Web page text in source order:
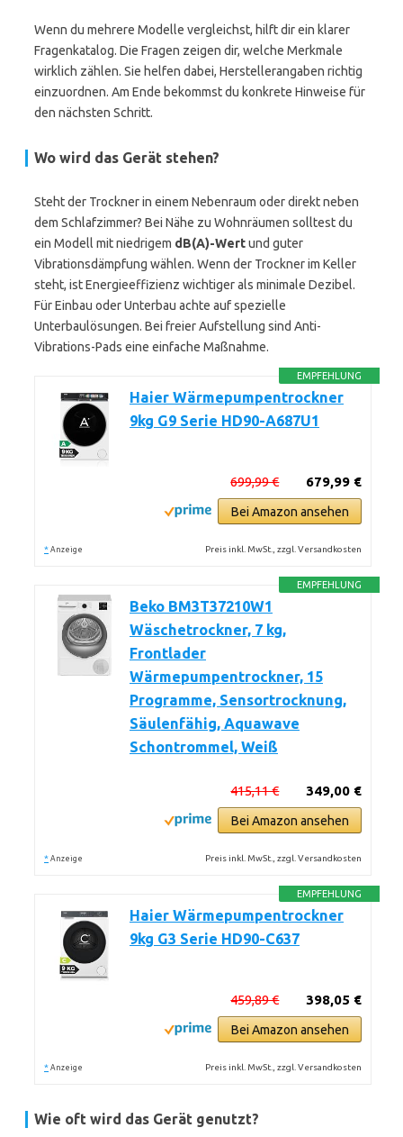
Wenn du mehrere Modelle vergleichst, hilft dir ein klarer
Fragenkatalog. Die Fragen zeigen dir, welche Merkmale
wirklich zählen. Sie helfen dabei, Herstellerangaben richtig
einzuordnen. Am Ende bekommst du konkrete Hinweise für
den nächsten Schritt.
Wo wird das Gerät stehen?
Steht der Trockner in einem Nebenraum oder direkt neben
dem Schlafzimmer? Bei Nähe zu Wohnräumen solltest du
ein Modell mit niedrigem dB(A)-Wertund guter
Vibrationsdämpfung wählen. Wenn der Trockner im Keller
steht, ist Energieeffizienz wichtiger als minimale Dezibel.
Für Einbau oder Unterbau achte auf spezielle
Unterbaulösungen. Bei freier Aufstellung sind Anti-
Vibrations-Pads eine einfache Maßnahme.
EMPFEHLUNG
Haier Wärmepumpentrockner
9kg G9 Serie HD90-A687U1
679,99 €
699,99 €
Bei Amazon ansehen
* Anzeige Preis inkl. MwSt., zzgl. Versandkosten
EMPFEHLUNG
Beko BM3T37210W1
Wäschetrockner, 7 kg,
Frontlader
Wärmepumpentrockner, 15
Programme, Sensortrocknung,
Säulenfähig, Aquawave
Schontrommel, Weiß
349,00 €
415,11 €
Bei Amazon ansehen
* Anzeige Preis inkl. MwSt., zzgl. Versandkosten
EMPFEHLUNG
Haier Wärmepumpentrockner
9kg G3 Serie HD90-C637
398,05 €
459,89 €
Bei Amazon ansehen
* Anzeige Preis inkl. MwSt., zzgl. Versandkosten
Wie oft wird das Gerät genutzt?